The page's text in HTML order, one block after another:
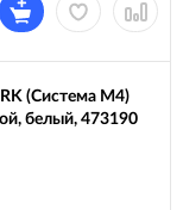
(Система М4)
белый, 473190